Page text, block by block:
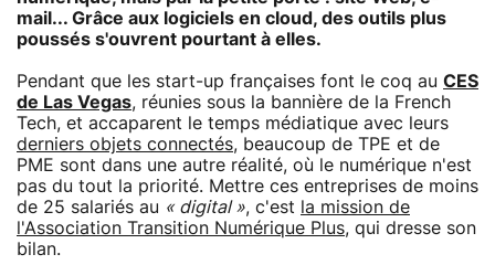
mail... Grâce aux logiciels en cloud, des outils plus
poussés s'ouvrent pourtant à elles.
Pendant que les start-up françaises font le coq au CES
de Las Vegas, réunies sous la bannière de la French
Tech, et accaparent le temps médiatique avec leurs
derniers objets connectés, beaucoup de TPE et de
PME sont dans une autre réalité, où le numérique n'est
pas du tout la priorité. Mettre ces entreprises de moins
de 25 salariés au « digital », c'est
la mission de
l'Association Transition Numérique Plus, qui dresse son
bilan.